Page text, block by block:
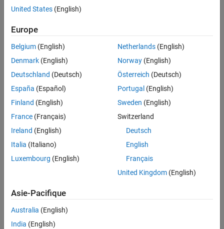
Feedback
UP NEXT:
Video length is 28:07
Trends with MATLAB:...
RELATED VIDEOS:
Video length is 2:13
Numerical Analysis to...
Workshops to Stimulate...
United States (English)
Europe
Belgium (English)
Denmark (English)
Deutschland (Deutsch)
España (Español)
Finland (English)
France (Français)
Ireland (English)
Italia (Italiano)
Luxembourg (English)
Netherlands(English)
Norway(English)
Österreich (Deutsch)
Portugal (English)
Sweden (English)
Switzerland
Deutsch
English
Français
United Kingdom(English)
Asie-Pacifique
Australia (English)
India (English)